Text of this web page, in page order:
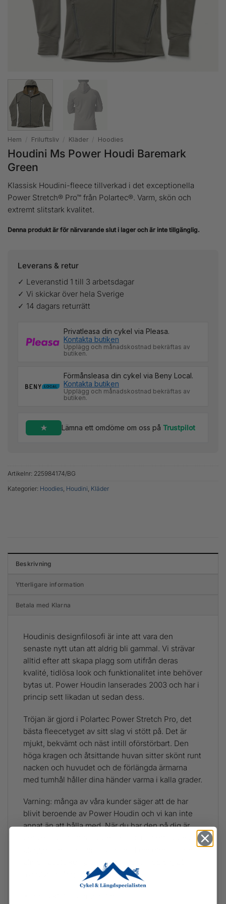
Hem / Friluftsliv / Kläder / Hoodies
Houdini Ms Power Houdi Baremark
Green
Klassisk Houdini-fleece tillverkad i det exceptionella
Power Stretch® Pro™ från Polartec®. Varm, skön och
extremt slitstark kvalitet.
Denna produkt är för närvarande slut i lager och är inte tillgänglig.
Leverans & retur
✓ Leveranstid 1 till 3 arbetsdagar
✓ Vi skickar över hela Sverige
✓ 14 dagars returrätt
Privatleasa din cykel via Pleasa.
Kontakta butiken
Upplägg och månadskostnad bekräftas av
butiken.
Förmånsleasa din cykel via Beny Local.
Kontakta butiken
Upplägg och månadskostnad bekräftas av
butiken.
Lämna ett omdöme om oss på Trustpilot
Artikelnr: 225984174/BG
Kategorier: Hoodies Houdini Kläder
Beskrivning
Ytterligare information
Betala med Klarna
Houdinis designfilosofi är inte att vara den
senaste nytt utan att aldrig bli gammal. Vi strävar
alltid efter att skapa plagg som utifrån deras
kvalité, tidlösa look och funktionalitet inte behöver
bytas ut. Power Houdin lanserades 2003 och har i
princip sett likadan ut sedan dess.
Tröjan är gjord i Polartec Power Stretch Pro, det
bästa fleecetyget av sitt slag vi stött på. Det är
mjukt, bekvämt och näst intill oförstörbart. Den
höga kragen och åtsittande huvan sitter skönt runt
nacken och huvudet och de förlängda ärmarna
med tumhål håller dina händer varma i kalla grader.
Varning: många av våra kunder säger att de har
blivit beroende av Power Houdin och vi kan inte
annat än att hålla med. När du har den på dig är
det vemodigt att ta av den. Houdin är ett av de där
plaggen som är mer än bara en fleecetröja — den
blir en bästa kompis som kan följa med dig på
äventyr i många år framöver.